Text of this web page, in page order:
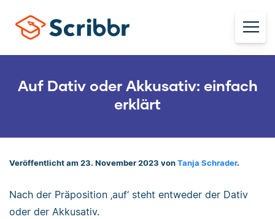
Auf Dativ oder Akkusativ: einfach
erklärt
Veröffentlicht am 23. November 2023 von Tanja Schrader.
Nach der Präposition ‚auf‘ steht entweder der Dativ
oder der Akkusativ.